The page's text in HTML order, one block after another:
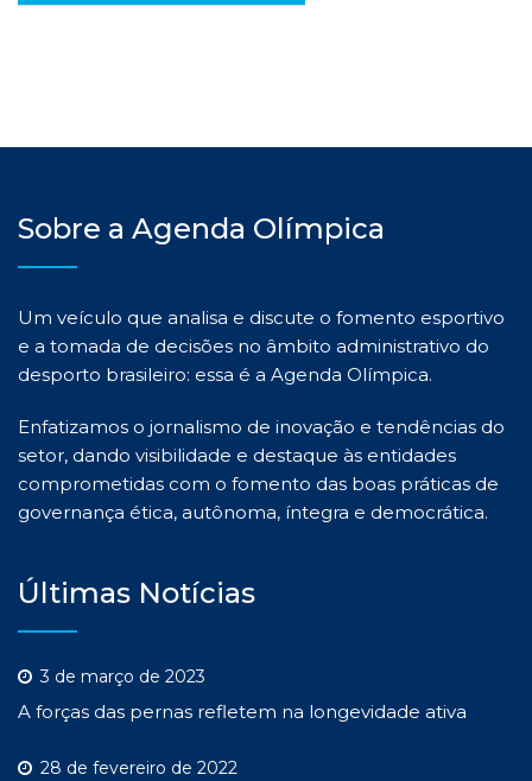
Sobre a Agenda Olímpica
Um veículo que analisa e discute o fomento esportivo
e a tomada de decisões no âmbito administrativo do
desporto brasileiro: essa é a Agenda Olímpica.
Enfatizamos o jornalismo de inovação e tendências do
setor, dando visibilidade e destaque às entidades
comprometidas com o fomento das boas práticas de
governança ética, autônoma, íntegra e democrática.
Últimas Notícias
3 de março de 2023
A forças das pernas refletem na longevidade ativa
28 de fevereiro de 2022